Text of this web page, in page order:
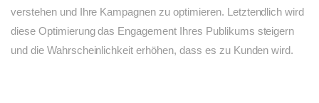
verstehen und Ihre Kampagnen zu optimieren. Letztendlich wird
diese Optimierung das Engagement Ihres Publikums steigern
und die Wahrscheinlichkeit erhöhen, dass es zu Kunden wird.